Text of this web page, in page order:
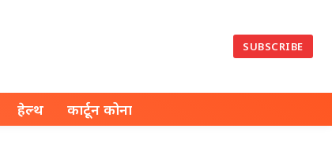
SUBSCRIBE
हेल्थ कार्टून कोना